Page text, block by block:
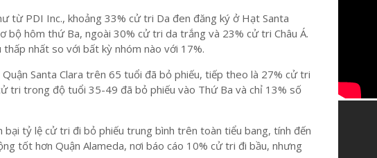
từ PDI Inc., khoảng 33% cử tri Da đen đăng ký ở Hạt Santa
bộ hôm thứ Ba, ngoài 30% cử tri da trắng và 23% cử tri Châu Á.
nhất so với bất kỳ nhóm nào với 17%.
Santa Clara trên 65 tuổi đã bỏ phiếu, tiếp theo là 27% cử tri
tri trong độ tuổi 35-49 đã bỏ phiếu vào Thứ Ba và chỉ 13% số
bại tỷ lệ cử tri đi bỏ phiếu trung bình trên toàn tiểu bang, tính đến
tốt hơn Quận Alameda, nơi báo cáo 10% cử tri đi bầu, nhưng